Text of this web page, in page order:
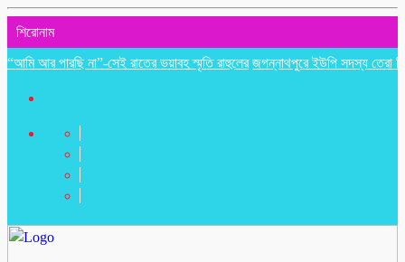
শিরোনাম
পারছি না”-সেই রাতের ভয়াবহ স্মৃতি রাহুলের জগন্নাথপুরে ইউপি সদস্য তেরা মিয়াকে